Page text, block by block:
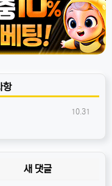
항
10.31
새 댓글